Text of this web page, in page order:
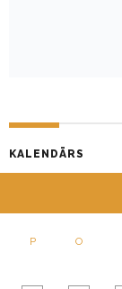
G
A
T
O
N
KALENDĀRS
P O